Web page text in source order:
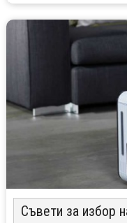
Съвети за избор